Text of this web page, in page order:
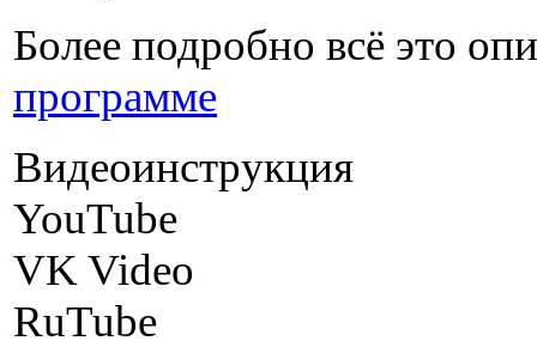
Более подробно всё это
программе
Видеоинструкция
YouTube
VK Video
RuTube